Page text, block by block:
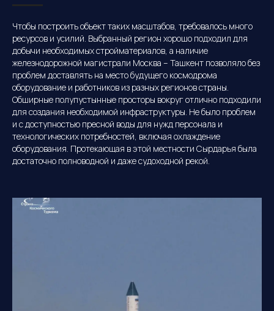
Чтобы построить объект таких масштабов, требовалось много
ресурсов и усилий. Выбранный регион хорошо подходил для
добычи необходимых стройматериалов, а наличие
железнодорожной магистрали Москва – Ташкент позволяло без
проблем доставлять на место будущего космодрома
оборудование и работников из разных регионов страны.
Обширные полупустынные просторы вокруг отлично подходили
для создания необходимой инфраструктуры. Не было проблем
и с доступностью пресной воды для нужд персонала и
технологических потребностей, включая охлаждение
оборудования. Протекающая в этой местности Сырдарья была
достаточно полноводной и даже судоходной рекой.